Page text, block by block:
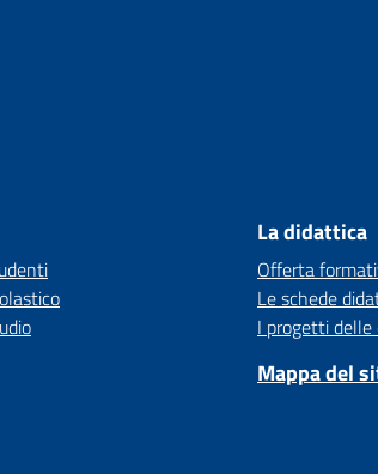
La didattica
Offerta
Le schede
I progetti delle
Mappa del